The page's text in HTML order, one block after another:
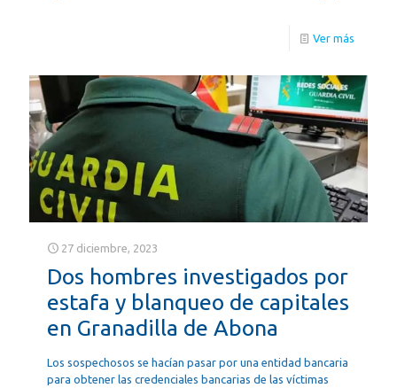
Ver más
27 diciembre, 2023
Dos hombres investigados por
estafa y blanqueo de capitales
en Granadilla de Abona
Los sospechosos se hacían pasar por una entidad bancaria
para obtener las credenciales bancarias de las víctimas